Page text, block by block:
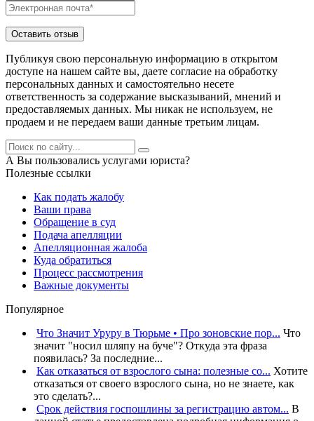
Публикуя свою персональную информацию в открытом
доступе на нашем сайте вы, даете согласие на обработку
персональных данных и самостоятельно несете
ответственность за содержание высказываний, мнений и
предоставляемых данных. Мы никак не используем, не
продаем и не передаем ваши данные третьим лицам.
А Вы пользовались услугами юриста?
Полезные ссылки
Как подать жалобу
Ваши права
Обращение в суд
Подача апелляции
Апелляционная жалоба
Куда обратиться
Процесс рассмотрения
Важные документы
Популярное
Что Значит Уруру в Тюрьме • Про зоновские пор... Что
значит "носил шляпу на буче"? Откуда эта фраза
появилась? За последние...
Как отказаться от взрослого сына: полезные со... Хотите
отказаться от своего взрослого сына, но не знаете, как
это сделать?...
Срок действия госпошлины за регистрацию автом... В